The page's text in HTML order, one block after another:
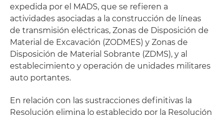
expedida por el MADS, que se refieren a
actividades asociadas a la construcción de líneas
de transmisión eléctricas, Zonas de Disposición de
Material de Excavación (ZODMES) y Zonas de
Disposición de Material Sobrante (ZDMS), y al
establecimiento y operación de unidades militares
auto portantes.
En relación con las sustracciones definitivas la
Resolución elimina lo establecido por la Resolución